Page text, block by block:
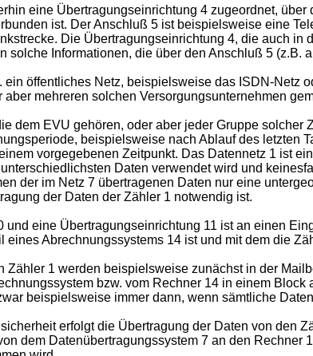
eine Übertragungseinrichtung 4 zugeordnet,
ist. Der Anschluß 5 ist beispielsweise eine
Die Übertragungseinrichtung 4, die auch
solche Informationen, die über den Anschluß 5 (z.B.
ein öffentliches Netz, beispielsweise das ISDN-Netz
mehreren solchen Versorgungsunternehmen
dem EVU gehören, oder aber jeder Gruppe
beispielsweise nach Ablauf des letzten
vorgegebenen Zeitpunkt. Das Datennetz 1 ist
Daten verwendet wird und
der im Netz 7 übertragenen Daten nur eine
der Daten der Zähler 1 notwendig ist.
und eine Übertragungseinrichtung 11 ist an einen
eines Abrechnungssystems 14 ist und mit dem die
Zähler 1 werden beispielsweise zunächst in der
bzw. vom Rechner 14 in einem
beispielsweise immer dann, wenn sämtliche
erfolgt die Übertragung der Daten von den
dem Datenübertragungssystem 7 an den